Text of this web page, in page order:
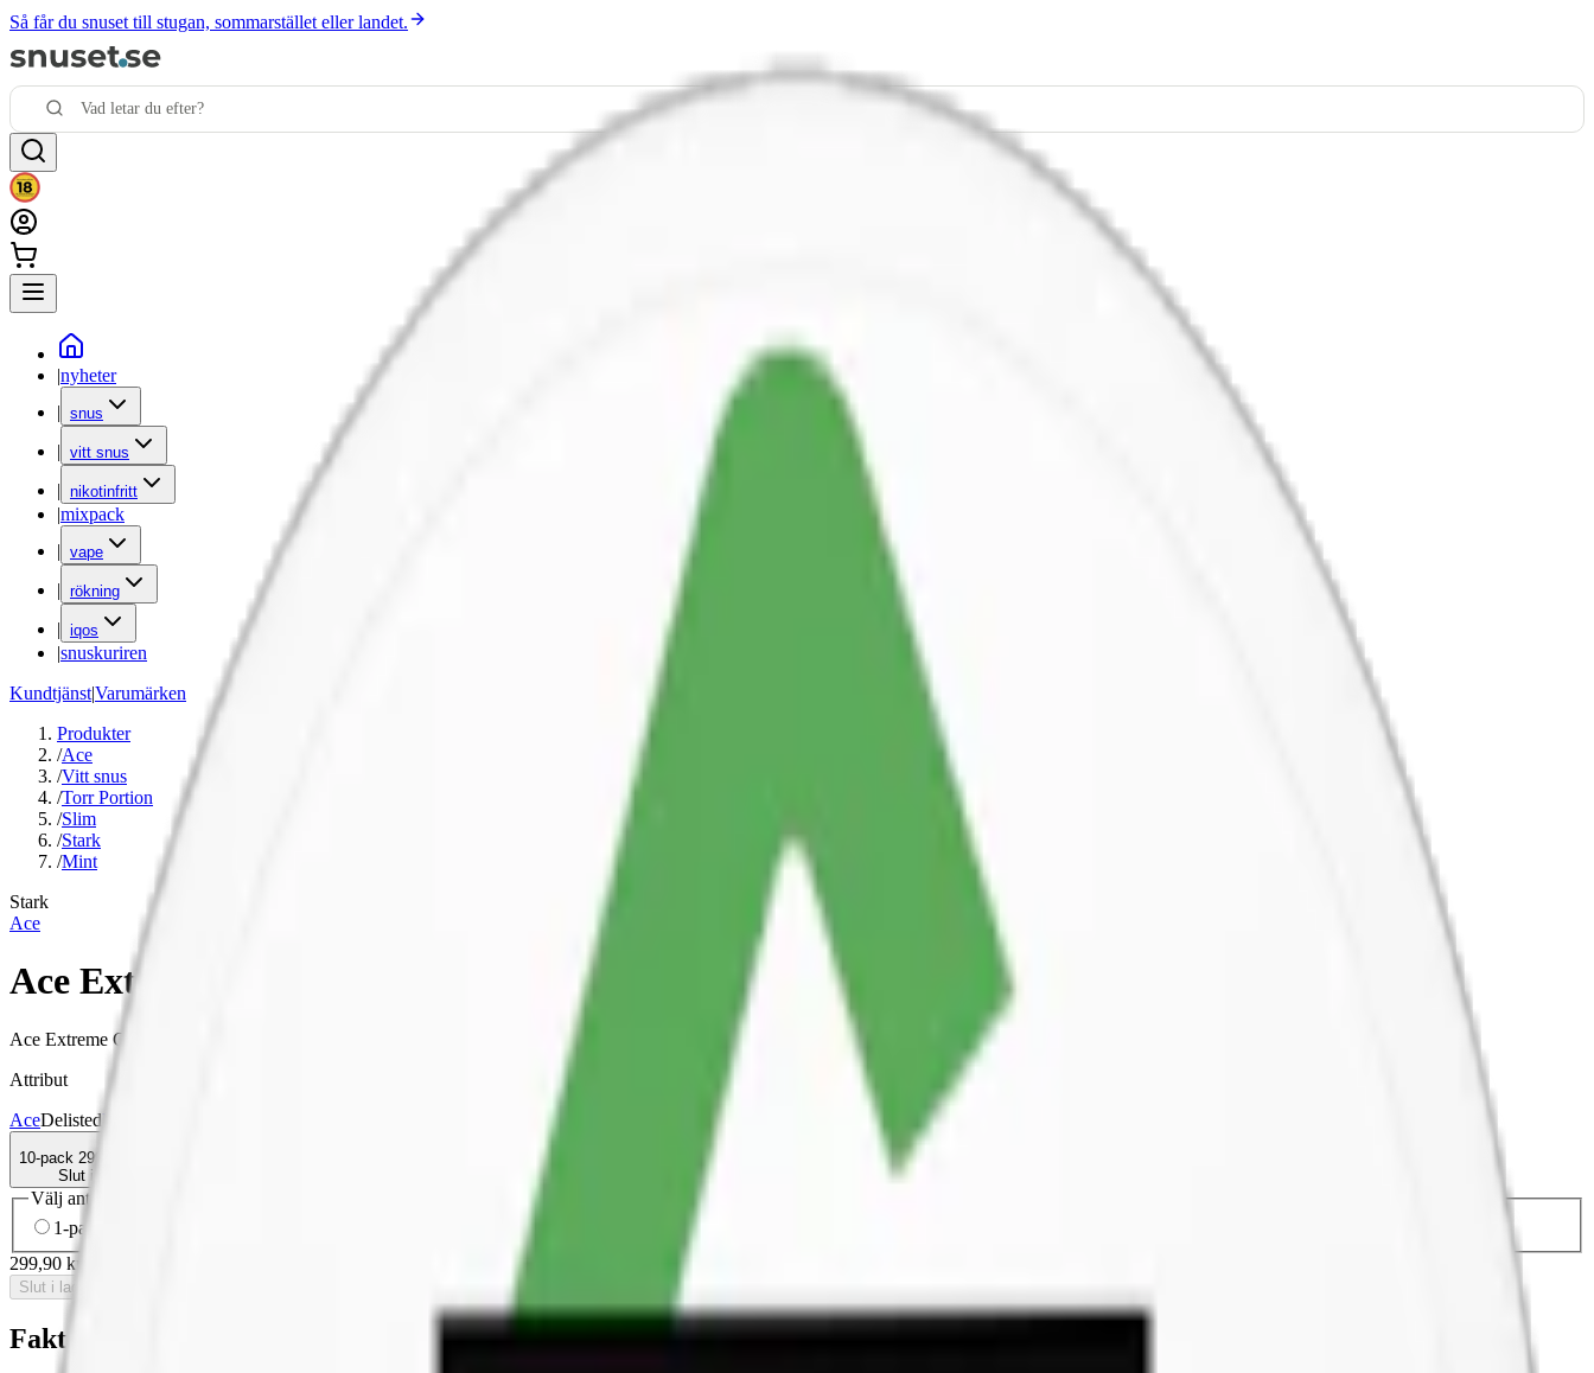
Så får du snuset till stugan, sommarstället eller landet.
|nyheter
| snus
| vitt snus
| nikotinfritt
|mixpack
| vape
| rökning
| iqos
|snuskuriren
Kundtjänst|Varumärken
Produkter
/Ace
/Vitt snus
/Torr Portion
/Slim
/Stark
/Mint
Stark
Ace
Ace Extreme Cool
Ace Extreme Cool är ett starkt och isande vitt snus med smak av pepparmint och mentol, tillverkad av Ministry of Snus. 10,4 mg nikotin per prilla.
Attribut
AceDelistedMint
10-pack 299,90 kr
Slut i lager
Välj antal dosor
1-pack
10-pack 29,99 kr/st
299,90 kr
Slut i lager
Fakta om Ace Extreme Cool Starkt Vitt Snus